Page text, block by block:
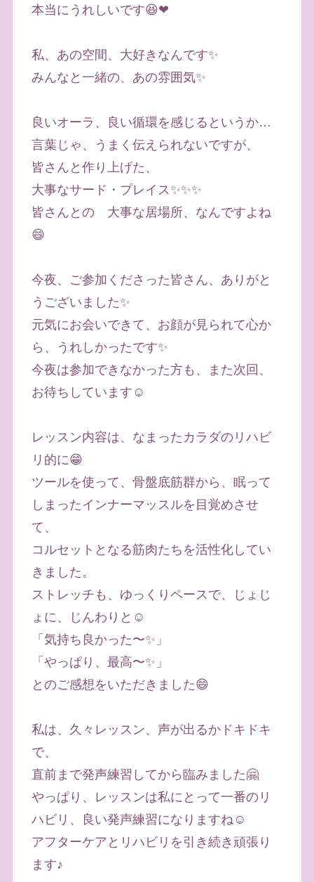
本当にうれしいです😆❤
私、あの空間、大好きなんです✨
みんなと一緒の、あの雰囲気✨
良いオーラ、良い循環を感じるというか…
言葉じゃ、うまく伝えられないですが、
皆さんと作り上げた、
大事なサード・プレイス✨✨✨
皆さんとの 大事な居場所、なんですよね
😄
今夜、ご参加くださった皆さん、ありがと
うございました✨
元気にお会いできて、お顔が見られて心か
ら、うれしかったです✨
今夜は参加できなかった方も、また次回、
お待ちしています☺️
レッスン内容は、なまったカラダのリハビ
リ的に😁
ツールを使って、骨盤底筋群から、眠って
しまったインナーマッスルを目覚めさせ
て、
コルセットとなる筋肉たちを活性化してい
きました。
ストレッチも、ゆっくりペースで、じょじ
ょに、じんわりと☺️
「気持ち良かった〜✨」
「やっぱり、最高〜✨」
とのご感想をいただきました😄
私は、久々レッスン、声が出るかドキドキ
で、
直前まで発声練習してから臨みました🤗
やっぱり、レッスンは私にとって一番のリ
ハビリ、良い発声練習になりますね☺️
アフターケアとリハビリを引き続き頑張り
ます♪